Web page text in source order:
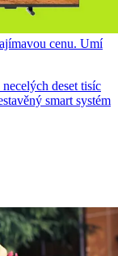
cenu. Umí
deset tisíc
smart systém